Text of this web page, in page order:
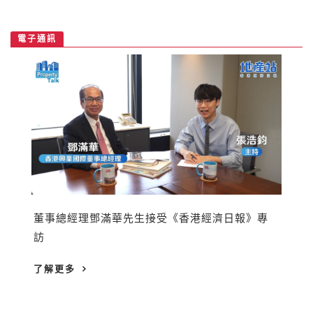
電子通訊
董事總經理鄧滿華先生接受《香港經濟日報》專
訪
了解更多